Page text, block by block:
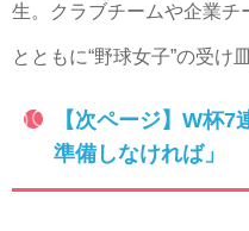
生。クラブチームや企業チ
とともに“野球女子”の受け
【次ページ】W杯
準備しなければ」